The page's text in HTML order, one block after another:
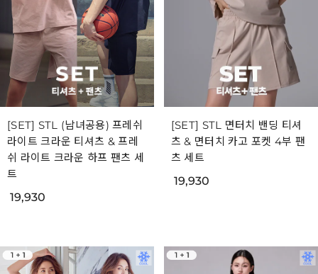
[SET] STL (남녀공용) 프레쉬
라이트 크라운 티셔츠 & 프레
쉬 라이트 크라운 하프 팬츠 세
트
19,930
[SET] STL 면터치 밴딩 티셔
츠 & 면터치 카고 포켓 4부 팬
츠 세트
19,930